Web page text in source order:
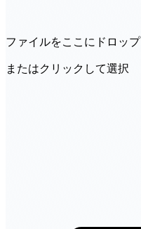
ファイルをここにドロップ
またはクリックして選択